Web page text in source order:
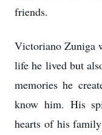
friends.
Victoriano Zuniga
life he lived but
memories he
know him. His
hearts of his